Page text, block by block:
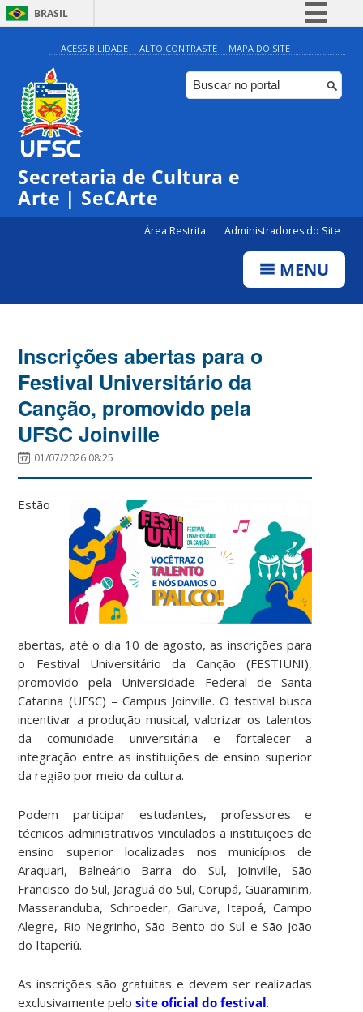
BRASIL
Simplifique!
Comunica BR
Participe
ACESSIBILIDADE ALTO CONTRASTE MAPA DO SITE
Secretaria de Cultura e
Arte | SeCArte
Área Restrita Administradores do Site
MENU
Inscrições abertas para o
Festival Universitário da
Canção, promovido pela
UFSC Joinville
01/07/2026 08:25
Estão
abertas, até o dia 10 de agosto, as inscrições para
o Festival Universitário da Canção (FESTIUNI),
promovido pela Universidade Federal de Santa
Catarina (UFSC) – Campus Joinville. O festival busca
incentivar a produção musical, valorizar os talentos
da comunidade universitária e fortalecer a
integração entre as instituições de ensino superior
da região por meio da cultura.
Podem participar estudantes, professores e
técnicos administrativos vinculados a instituições de
ensino superior localizadas nos municípios de
Araquari, Balneário Barra do Sul, Joinville, São
Francisco do Sul, Jaraguá do Sul, Corupá, Guaramirim,
Massaranduba, Schroeder, Garuva, Itapoá, Campo
Alegre, Rio Negrinho, São Bento do Sul e São João
do Itaperiú.
As inscrições são gratuitas e devem ser realizadas
exclusivamente pelosite oficial do festival.